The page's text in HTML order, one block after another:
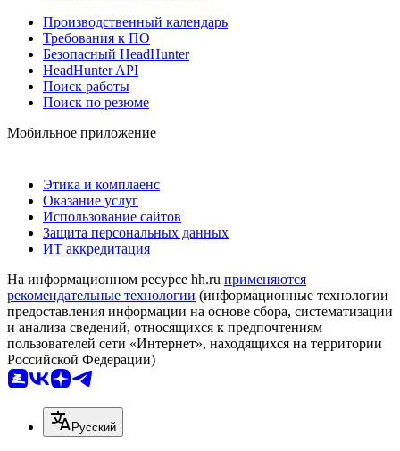
Производственный календарь
Требования к ПО
Безопасный HeadHunter
HeadHunter API
Поиск работы
Поиск по резюме
Мобильное приложение
Этика и комплаенс
Оказание услуг
Использование сайтов
Защита персональных данных
ИТ аккредитация
На информационном ресурсе hh.ru применяются
рекомендательные технологии (информационные технологии
предоставления информации на основе сбора, систематизации
и анализа сведений, относящихся к предпочтениям
пользователей сети «Интернет», находящихся на территории
Российской Федерации)
Русский